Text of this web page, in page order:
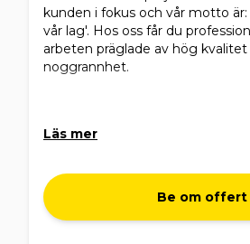
kunden i fokus och vår motto
vår lag'. Hos oss får du
arbeten präglade av hög kvalitet
noggrannhet.
Läs mer
Be om offert